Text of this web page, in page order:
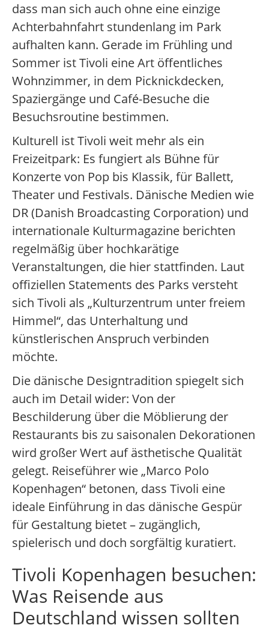
dass man sich auch ohne eine einzige
Achterbahnfahrt stundenlang im Park
aufhalten kann. Gerade im Frühling und
Sommer ist Tivoli eine Art öffentliches
Wohnzimmer, in dem Picknickdecken,
Spaziergänge und Café-Besuche die
Besuchsroutine bestimmen.
Kulturell ist Tivoli weit mehr als ein
Freizeitpark: Es fungiert als Bühne für
Konzerte von Pop bis Klassik, für Ballett,
Theater und Festivals. Dänische Medien wie
DR (Danish Broadcasting Corporation) und
internationale Kulturmagazine berichten
regelmäßig über hochkarätige
Veranstaltungen, die hier stattfinden. Laut
offiziellen Statements des Parks versteht
sich Tivoli als „Kulturzentrum unter freiem
Himmel“, das Unterhaltung und
künstlerischen Anspruch verbinden
möchte.
Die dänische Designtradition spiegelt sich
auch im Detail wider: Von der
Beschilderung über die Möblierung der
Restaurants bis zu saisonalen Dekorationen
wird großer Wert auf ästhetische Qualität
gelegt. Reiseführer wie „Marco Polo
Kopenhagen“ betonen, dass Tivoli eine
ideale Einführung in das dänische Gespür
für Gestaltung bietet – zugänglich,
spielerisch und doch sorgfältig kuratiert.
Tivoli Kopenhagen besuchen:
Was Reisende aus
Deutschland wissen sollten